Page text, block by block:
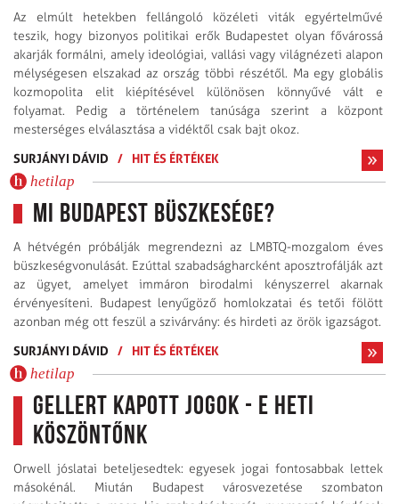
Az elmúlt hetekben fellángoló közéleti viták egyértelművé
teszik, hogy bizonyos politikai erők Budapestet olyan fővárossá
akarják formálni, amely ideológiai, vallási vagy világnézeti alapon
mélységesen elszakad az ország többi részétől. Ma egy globális
kozmopolita elit kiépítésével különösen könnyűvé vált e
folyamat. Pedig a történelem tanúsága szerint a központ
mesterséges elválasztása a vidéktől csak bajt okoz.
SURJÁNYI DÁVID
/ HIT ÉS ÉRTÉKEK
hetilap
Mi Budapest büszkesége?
A hétvégén próbálják megrendezni az LMBTQ-mozgalom éves
büszkeségvonulását. Ezúttal szabadságharcként aposztrofálják azt
az ügyet, amelyet immáron birodalmi kényszerrel akarnak
érvényesíteni. Budapest lenyűgöző homlokzatai és tetői fölött
azonban még ott feszül a szivárvány: és hirdeti az örök igazságot.
SURJÁNYI DÁVID
/ HIT ÉS ÉRTÉKEK
hetilap
Gellert kapott jogok - E heti
köszöntőnk
Orwell jóslatai beteljesedtek: egyesek jogai fontosabbak lettek
másokénál. Miután Budapest városvezetése szombaton